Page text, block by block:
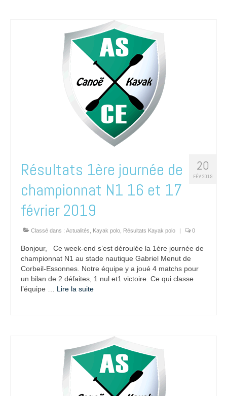
20
FÉV 2019
Résultats 1ère journée de
championnat N1 16 et 17
février 2019
Classé dans : Actualités Kayak polo Résultats Kayak polo | 0
Bonjour, Ce week-end s’est déroulée la 1ère journée de
championnat N1 au stade nautique Gabriel Menut de
Corbeil-Essonnes. Notre équipe y a joué 4 matchs pour
un bilan de 2 défaites, 1 nul et1 victoire. Ce qui classe
l’équipe … Lire la suite­­